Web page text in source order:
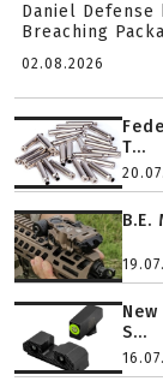
Daniel
Breaching
02.08.2026
T...
S...